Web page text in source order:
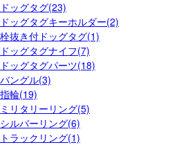
ドッグタグ(23)
ドッグタグキーホルダー(2)
栓抜き付ドッグタグ(1)
ドッグタグナイフ(7)
ドッグタグパーツ(18)
バングル(3)
指輪(19)
ミリタリーリング(5)
シルバーリング(6)
トラックリング(1)